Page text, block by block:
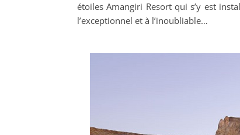
étoiles Amangiri Resort qui s’y est
l’exceptionnel et à l’inoubliable…